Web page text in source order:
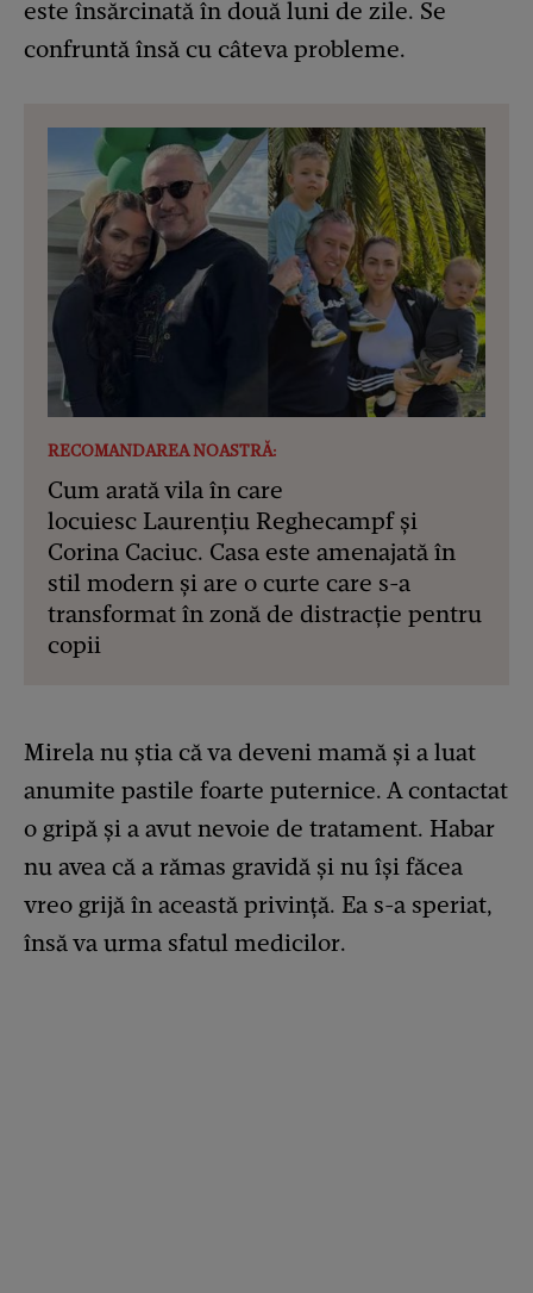
este însărcinată în două luni de zile. Se
confruntă însă cu câteva probleme.
RECOMANDAREA NOASTRĂ:
Cum arată vila în care
locuiesc Laurențiu Reghecampf și
Corina Caciuc. Casa este amenajată în
stil modern și are o curte care s-a
transformat în zonă de distracție pentru
copii
Mirela nu ştia că va deveni mamă şi a luat
anumite pastile foarte puternice. A contactat
o gripă şi a avut nevoie de tratament. Habar
nu avea că a rămas gravidă şi nu îşi făcea
vreo grijă în această privinţă. Ea s-a speriat,
însă va urma sfatul medicilor.